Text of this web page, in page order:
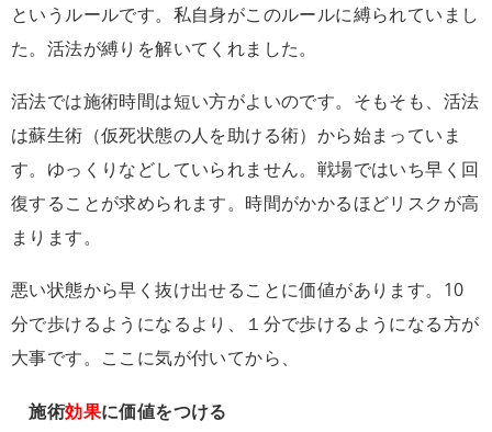
というルールです。私自身がこのルールに縛られていまし
た。活法が縛りを解いてくれました。
活法では施術時間は短い方がよいのです。そもそも、活法
は蘇生術（仮死状態の人を助ける術）から始まっていま
す。ゆっくりなどしていられません。戦場ではいち早く回
復することが求められます。時間がかかるほどリスクが高
まります。
悪い状態から早く抜け出せることに価値があります。10
分で歩けるようになるより、１分で歩けるようになる方が
大事です。ここに気が付いてから、
施術効果に価値をつける